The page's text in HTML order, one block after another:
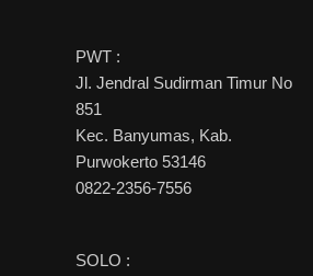
PWT :
Jl. Jendral Sudirman Timur No
851
Kec. Banyumas, Kab.
Purwokerto 53146
0822-2356-7556
SOLO :